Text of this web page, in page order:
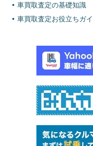
車買取査定の基礎知識
車買取査定お役立ちガ